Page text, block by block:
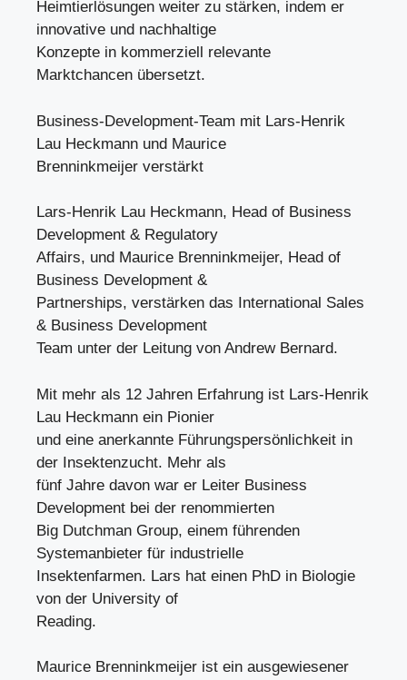
Heimtierlösungen weiter zu stärken, indem er
innovative und nachhaltige
Konzepte in kommerziell relevante
Marktchancen übersetzt.
Business-Development-Team mit Lars-Henrik
Lau Heckmann und Maurice
Brenninkmeijer verstärkt
Lars-Henrik Lau Heckmann, Head of Business
Development & Regulatory
Affairs, und Maurice Brenninkmeijer, Head of
Business Development &
Partnerships, verstärken das International Sales
& Business Development
Team unter der Leitung von Andrew Bernard.
Mit mehr als 12 Jahren Erfahrung ist Lars-Henrik
Lau Heckmann ein Pionier
und eine anerkannte Führungspersönlichkeit in
der Insektenzucht. Mehr als
fünf Jahre davon war er Leiter Business
Development bei der renommierten
Big Dutchman Group, einem führenden
Systemanbieter für industrielle
Insektenfarmen. Lars hat einen PhD in Biologie
von der University of
Reading.
Maurice Brenninkmeijer ist ein ausgewiesener